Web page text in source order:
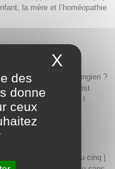
la mère et l’homéopathie
Individualisme| Être jungien ?
Oeuvre au noir et Christ
| Agenda | À voir !
puella | L’archétype du cinq |
des
donne
ceux
X